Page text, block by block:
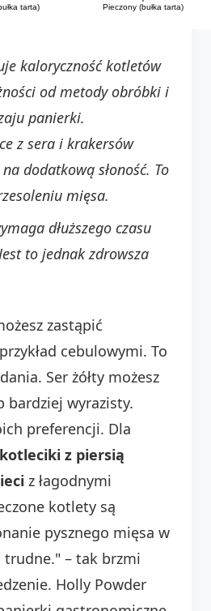
tarta) Pieczony (bułka tarta)
kaloryczność kotletów
od metody obróbki i
panierki.
z sera i krakersów
dodatkową słoność. To
mięsa.
dłuższego czasu
to jednak zdrowsza
zastąpić
cebulowymi. To
Ser żółty możesz
bardziej wyrazisty.
preferencji. Dla
kotleciki z piersią
z łagodnymi
kotlety są
pysznego mięsa w
– tak brzmi
Holly Powder